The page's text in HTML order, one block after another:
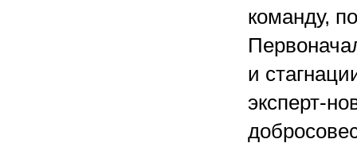
команду,
и
эксперт-